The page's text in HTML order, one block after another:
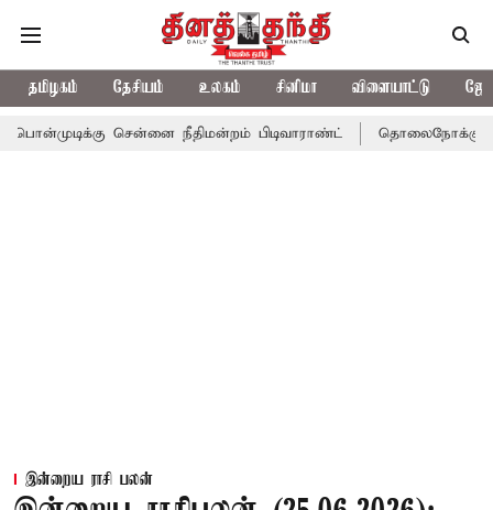
தமிழகம் தேசியம் உலகம் சினிமா விளையாட்டு
சென்னை நீதிமன்றம் பிடிவாராண்ட் தொலைநோக்கு பார்வையுடன்
இன்றைய ராசி பலன்